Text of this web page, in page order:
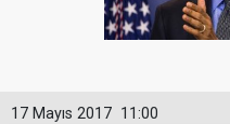
11:00
17 Mayıs 2017